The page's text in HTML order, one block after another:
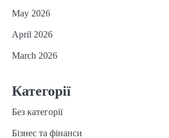
May 2026
April 2026
March 2026
Категорії
Без категорії
Бізнес та фінанси